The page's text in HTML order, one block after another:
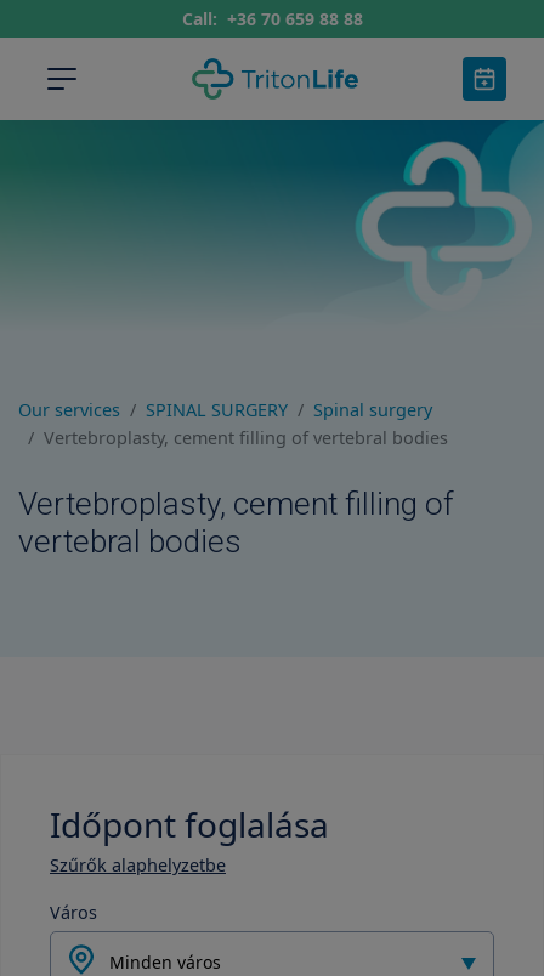
Call: +36 70 659 88 88
Our services SPINAL SURGERY
Spinal surgery
Vertebroplasty, cement filling of vertebral bodies
Vertebroplasty, cement filling of
vertebral bodies
Időpont foglalása
Szűrők alaphelyzetbe
Város
Minden város